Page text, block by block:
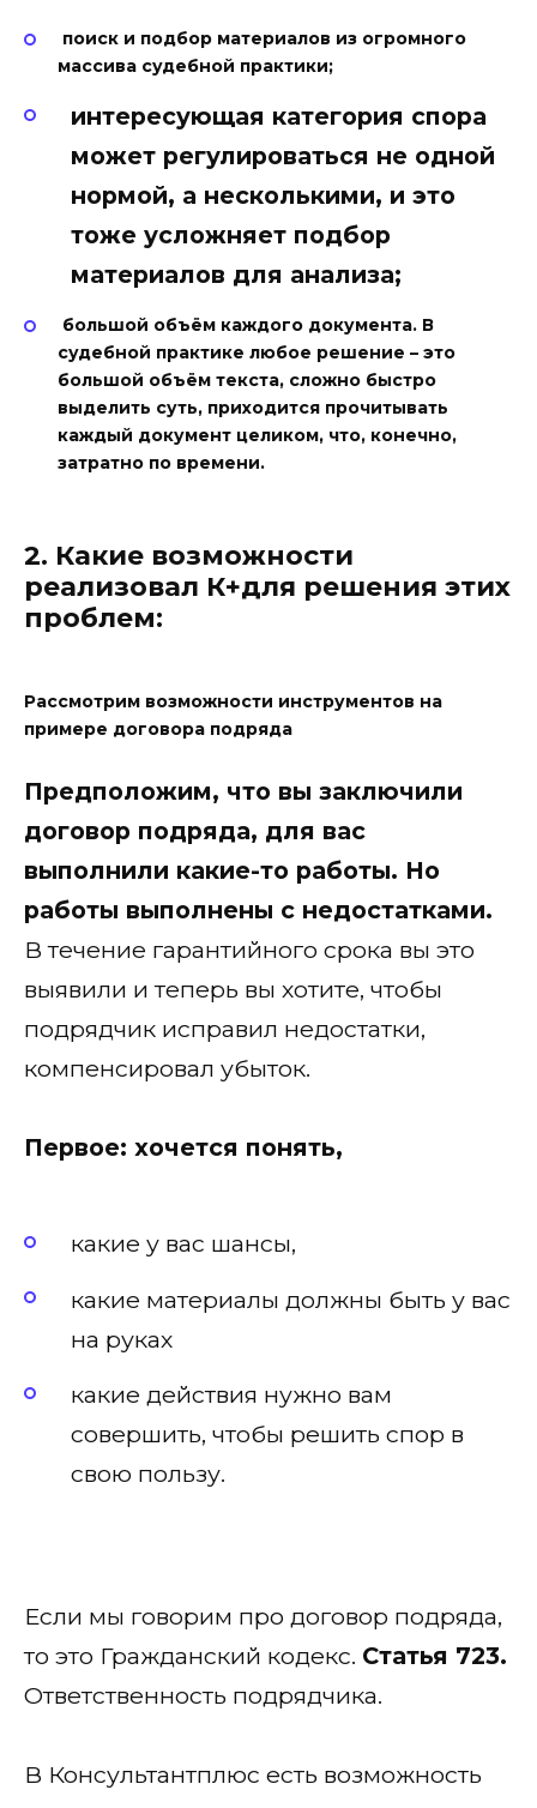
поиск и подбор материалов из огромного
массива судебной практики;
интересующая категория спора
может регулироваться не одной
нормой, а несколькими, и это
тоже усложняет подбор
материалов для анализа;
большой объём каждого документа. В
судебной практике любое решение – это
большой объём текста, сложно быстро
выделить суть, приходится прочитывать
каждый документ целиком, что, конечно,
затратно по времени.
2. Какие возможности
реализовал К+для решения этих
проблем:
Рассмотрим возможности инструментов на
примере договора подряда
Предположим, что вы заключили
договор подряда, для вас
выполнили какие-то работы. Но
работы выполнены с недостатками.
В течение гарантийного срока вы это
выявили и теперь вы хотите, чтобы
подрядчик исправил недостатки,
компенсировал убыток.
Первое: хочется понять,
какие у вас шансы,
какие материалы должны быть у вас
на руках
какие действия нужно вам
совершить, чтобы решить спор в
свою пользу.
Если мы говорим про договор подряда,
то это Гражданский кодекс. Статья 723.
Ответственность подрядчика.
В Консультантплюс есть возможность